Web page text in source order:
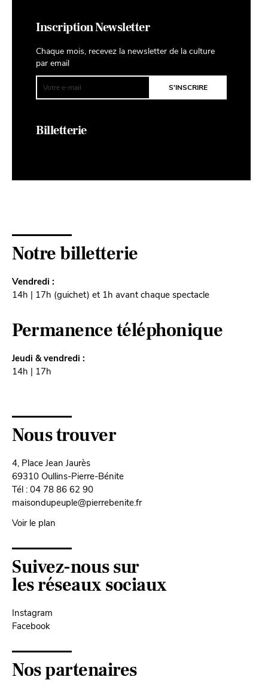
Inscription Newsletter
Chaque mois, recevez la newsletter de la culture
par email
Billetterie
Notre billetterie
Vendredi :
14h | 17h (guichet) et 1h avant chaque spectacle
Permanence téléphonique
Jeudi & vendredi :
14h | 17h
Nous trouver
4, Place Jean Jaurès
69310 Oullins-Pierre-Bénite
Tél : 04 78 86 62 90
maisondupeuple@pierrebenite.fr
Voir le plan
Suivez-nous sur
les réseaux sociaux
Instagram
Facebook
Nos partenaires